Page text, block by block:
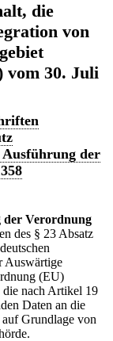
die
von
vom 30. Juli
der
der Verordnung
des § 23 Absatz
Auswärtige
(EU)
die nach Artikel 19
Daten an die
Grundlage von